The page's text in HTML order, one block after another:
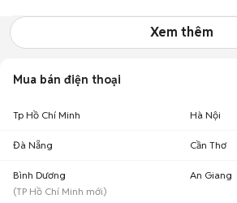
Xem thêm
Mua bán điện thoại
Tp Hồ Chí Minh Hà Nội
Đà Nẵng Cần Thơ
Bình Dương
(TP Hồ Chí Minh mới)
An Giang